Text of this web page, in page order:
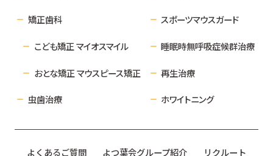
矯正歯科
こども矯正 マイオスマイル
おとな矯正 マウスピース矯正
虫歯治療
スポーツマウスガード
睡眠時無呼吸症候群治療
再生治療
ホワイトニング
よくあるご質問 よつ葉会グループ紹介 リクルート